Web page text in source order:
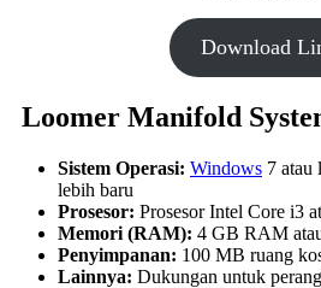
Download
Loomer Manifold
Sistem Operasi: Windows 7 atau
lebih baru
Prosesor: Prosesor Intel Core i3
Memori (RAM): 4 GB RAM
Penyimpanan: 100 MB ruang
Lainnya: Dukungan untuk